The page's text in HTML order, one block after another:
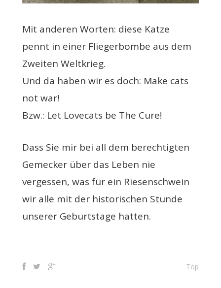
Mit anderen Worten: diese Katze
pennt in einer Fliegerbombe aus dem
Zweiten Weltkrieg.
Und da haben wir es doch: Make cats
not war!
Bzw.: Let Lovecats be The Cure!
Dass Sie mir bei all dem berechtigten
Gemecker über das Leben nie
vergessen, was für ein Riesenschwein
wir alle mit der historischen Stunde
unserer Geburtstage hatten.
Top